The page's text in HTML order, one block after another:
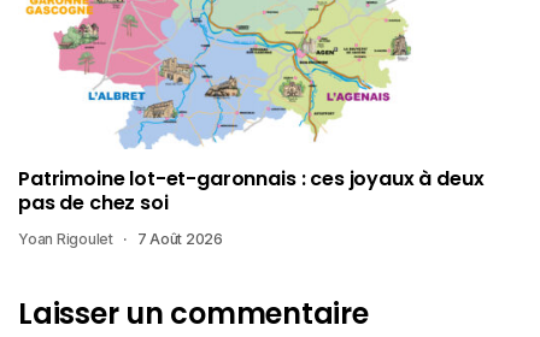
Patrimoine lot-et-garonnais : ces joyaux à deux
pas de chez soi
Yoan Rigoulet 7 Août 2026
Laisser un commentaire